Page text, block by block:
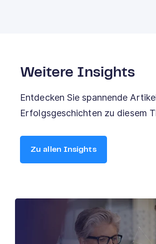
Weitere Insights
Entdecken Sie spannende
Erfolgsgeschichten zu diesem
Zu allen Insights